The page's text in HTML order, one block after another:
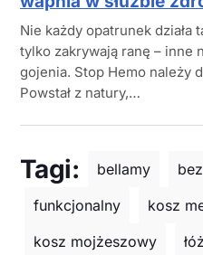
Nie każdy opatrunek działa
tylko zakrywają ranę – inne
gojenia. Stop Hemo należy
Powstał z natury,…
Tagi: bellamy
funkcjonalny
kosz
kosz mojżeszowy